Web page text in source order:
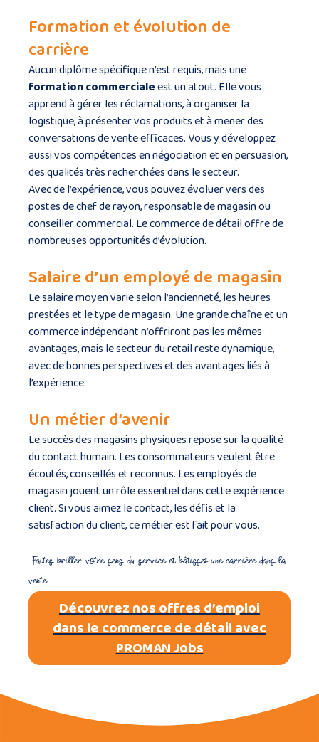
Formation et évolution de
carrière
Aucun diplôme spécifique n’est requis, mais une
formation commercialeest un atout. Elle vous
apprend à gérer les réclamations, à organiser la
logistique, à présenter vos produits et à mener des
conversations de vente efficaces. Vous y développez
aussi vos compétences en négociation et en persuasion,
des qualités très recherchées dans le secteur.
Avec de l’expérience, vous pouvez évoluer vers des
postes de chef de rayon, responsable de magasin ou
conseiller commercial. Le commerce de détail offre de
nombreuses opportunités d’évolution.
Salaire d’un employé de magasin
Le salaire moyen varie selon l’ancienneté, les heures
prestées et le type de magasin. Une grande chaîne et un
commerce indépendant n’offriront pas les mêmes
avantages, mais le secteur du retail reste dynamique,
avec de bonnes perspectives et des avantages liés à
l’expérience.
Un métier d’avenir
Le succès des magasins physiques repose sur la qualité
du contact humain. Les consommateurs veulent être
écoutés, conseillés et reconnus. Les employés de
magasin jouent un rôle essentiel dans cette expérience
client. Si vous aimez le contact, les défis et la
satisfaction du client, ce métier est fait pour vous.
Faites briller votre sens du service et bâtissez une carrière dans la
vente.
Découvrez nos offres d’emploi
dans le commerce de détail avec
PROMAN Jobs